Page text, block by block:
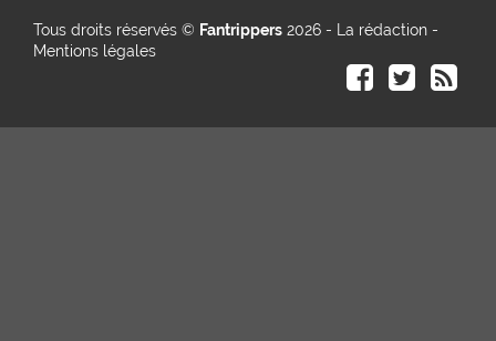
Tous droits réservés © Fantrippers 2026 - La rédaction -
Mentions légales